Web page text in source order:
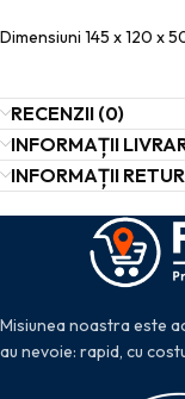
Dimensiuni 145 x 120 x
RECENZII (0)
INFORMAȚII
INFORMAȚII RETUR
Misiunea noastra este
au nevoie: rapid, cu